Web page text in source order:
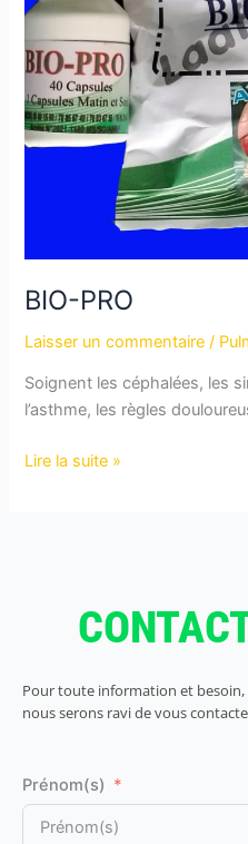
BIO-PRO
Laisser un commentaire /
Soignent les céphalées, les
l’asthme, les règles
Lire la suite »
Pour toute information et
nous serons ravi de vous
Prénom(s)